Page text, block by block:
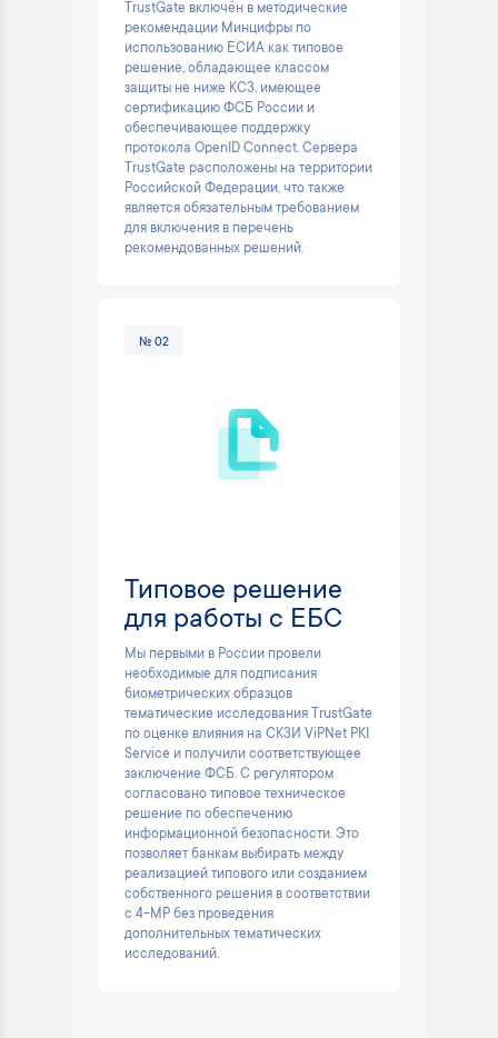
TrustGate включён в методические
рекомендации Минцифры по
использованию ЕСИА как типовое
решение, обладающее классом
защиты не ниже КС3, имеющее
сертификацию ФСБ России и
обеспечивающее поддержку
протокола OpenID Connect. Сервера
TrustGate расположены на территории
Российской Федерации, что также
является обязательным требованием
для включения в перечень
рекомендованных решений.
№ 02
Типовое решение
для работы с ЕБС
Мы первыми в России провели
необходимые для подписания
биометрических образцов
тематические исследования TrustGate
по оценке влияния на СКЗИ ViPNet PKI
Service и получили соответствующее
заключение ФСБ. С регулятором
согласовано типовое техническое
решение по обеспечению
информационной безопасности. Это
позволяет банкам выбирать между
реализацией типового или созданием
собственного решения в соответствии
с 4-МР без проведения
дополнительных тематических
исследований.